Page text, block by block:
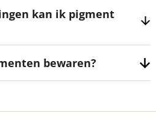
kan ik pigment
bewaren?